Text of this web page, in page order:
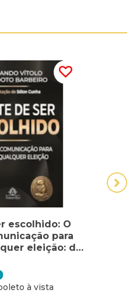
escolhido: O
para
eleição: de
da